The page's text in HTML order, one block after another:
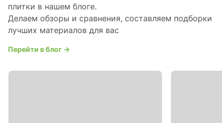
плитки в нашем блоге.
Делаем обзоры и сравнения, составляем подборки
лучших материалов для вас
Перейти в блог →